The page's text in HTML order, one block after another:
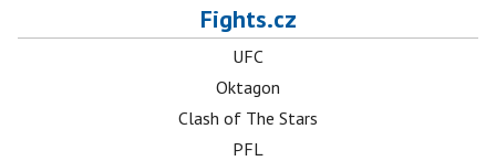
Fights.cz
UFC
Oktagon
Clash of The Stars
PFL